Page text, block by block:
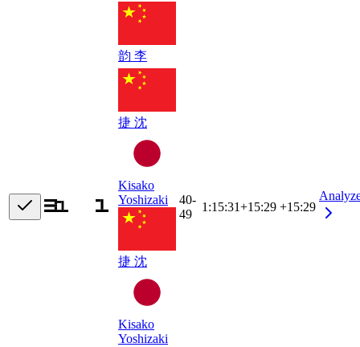
韵 李
捷 沈
Kisako
Yoshizaki
捷 沈
Kisako
Yoshizaki
40-
49
1:15:31+15:29 +15:29